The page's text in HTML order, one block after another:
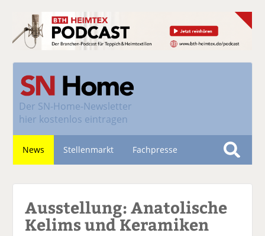
Der SN-Home-Newsletter
hier kostenlos eintragen
News Stellenmarkt Fachpresse
S
h
e
Ausstellung: Anatolische
Kelims und Keramiken